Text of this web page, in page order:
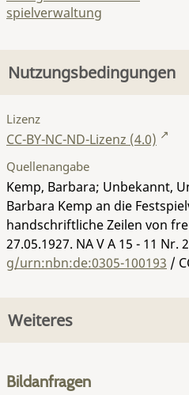
spielverwaltung
Nutzungsbedingungen
Lizenz
CC-BY-NC-ND-Lizenz (4.0)
Quellenangabe
Kemp, Barbara; Unbekannt,
Barbara Kemp an die
handschriftliche Zeilen von
27.05.1927. NA V A 15 - 11 Nr. 2
g/urn:nbn:de:0305-100193 /
Weiteres
Bildanfragen